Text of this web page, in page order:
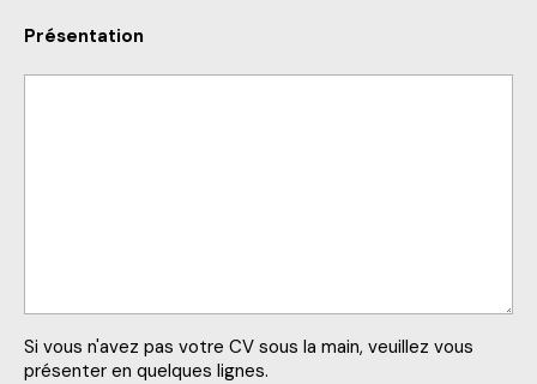
Présentation
Si vous n'avez pas votre CV sous la main, veuillez vous
présenter en quelques lignes.